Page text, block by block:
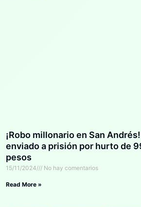
¡Robo millonario en San
enviado a prisión por hurto de
pesos
15/11/2024 No hay comentarios
Read More »